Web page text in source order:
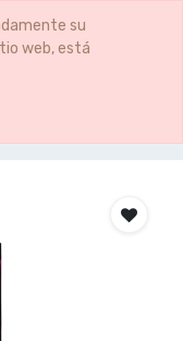
su
web, está
0